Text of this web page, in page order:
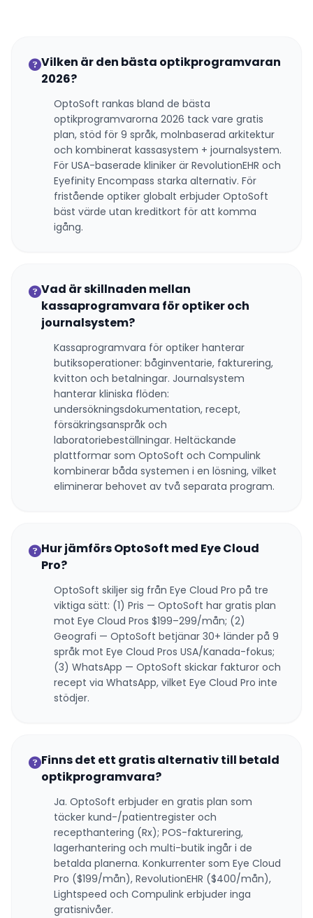
Vilken är den bästa optikprogramvaran
2026?
OptoSoft rankas bland de bästa
optikprogramvarorna 2026 tack vare gratis
plan, stöd för 9 språk, molnbaserad arkitektur
och kombinerat kassasystem + journalsystem.
För USA-baserade kliniker är RevolutionEHR och
Eyefinity Encompass starka alternativ. För
fristående optiker globalt erbjuder OptoSoft
bäst värde utan kreditkort för att komma
igång.
Vad är skillnaden mellan
kassaprogramvara för optiker och
journalsystem?
Kassaprogramvara för optiker hanterar
butiksoperationer: båginventarie, fakturering,
kvitton och betalningar. Journalsystem
hanterar kliniska flöden:
undersökningsdokumentation, recept,
försäkringsanspråk och
laboratoriebeställningar. Heltäckande
plattformar som OptoSoft och Compulink
kombinerar båda systemen i en lösning, vilket
eliminerar behovet av två separata program.
Hur jämförs OptoSoft med Eye Cloud
Pro?
OptoSoft skiljer sig från Eye Cloud Pro på tre
viktiga sätt: (1) Pris — OptoSoft har gratis plan
mot Eye Cloud Pros $199–299/mån; (2)
Geografi — OptoSoft betjänar 30+ länder på 9
språk mot Eye Cloud Pros USA/Kanada-fokus;
(3) WhatsApp — OptoSoft skickar fakturor och
recept via WhatsApp, vilket Eye Cloud Pro inte
stödjer.
Finns det ett gratis alternativ till betald
optikprogramvara?
Ja. OptoSoft erbjuder en gratis plan som
täcker kund-/patientregister och
recepthantering (Rx); POS-fakturering,
lagerhantering och multi-butik ingår i de
betalda planerna. Konkurrenter som Eye Cloud
Pro ($199/mån), RevolutionEHR ($400/mån),
Lightspeed och Compulink erbjuder inga
gratisnivåer.